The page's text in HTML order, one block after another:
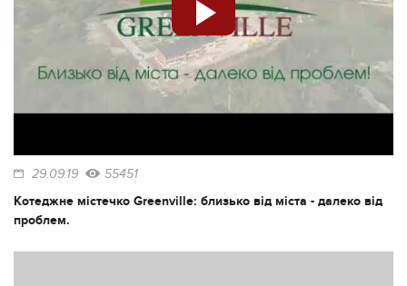
29.09.19 55451
Котеджне містечко Greenville: близько від міста - далеко від
проблем.